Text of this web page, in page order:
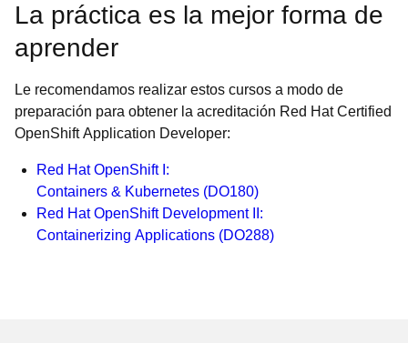
La práctica es la mejor forma de
aprender
Le recomendamos realizar estos cursos a modo de
preparación para obtener la acreditación Red Hat Certified
OpenShift Application Developer:
Red Hat OpenShift I:
Containers & Kubernetes (DO180)
Red Hat OpenShift Development II:
Containerizing Applications (DO288)